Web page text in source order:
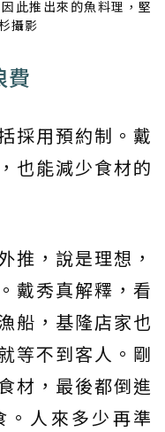
此推出來的魚料理，堅
攝影
費
採用預約制。戴
也能減少食材的
推，說是理想，
戴秀真解釋，看
船，基隆店家也
等不到客人。剛
材，最後都倒進
人來多少再準